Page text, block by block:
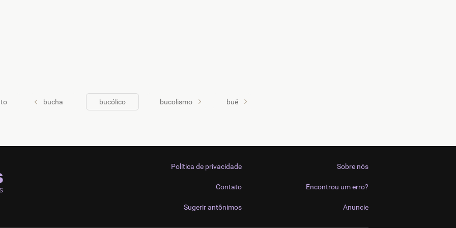
bucha bucólico bucolismo bué
Sobre nós
Encontrou um erro?
Anuncie
Política de privacidade
Contato
Sugerir antônimos